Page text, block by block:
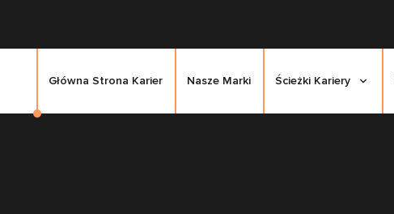
Główna Strona Karier Nasze Marki Ścieżki Kariery